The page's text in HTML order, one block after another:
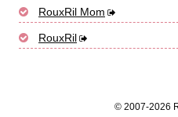
RouxRil Mom
RouxRil
© 2007-2026